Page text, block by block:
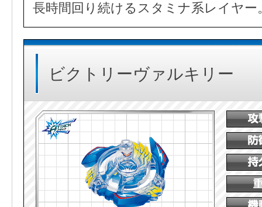
長時間回り続けるスタミナ系レイヤー
ビクトリーヴァルキリー